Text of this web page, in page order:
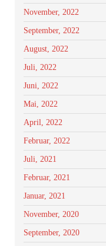
November, 2022
September, 2022
August, 2022
Juli, 2022
Juni, 2022
Mai, 2022
April, 2022
Februar, 2022
Juli, 2021
Februar, 2021
Januar, 2021
November, 2020
September, 2020